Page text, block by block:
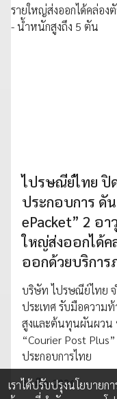
ไปรษณีย์ไทย ปิ
ประกอบการ ดั
ePacket” 2 อา
ใหญ่ส่งออกได้ค
ออกด้วยบริการ
บริษัท ไปรษณีย์ไทย
ประเทศ รับมือความ
สูงและต้นทุนผันผวน
“Courier Post
ประกอบการไทย
31 มี.ค. 2026
เราได้ปรับปรุงนโยบาย